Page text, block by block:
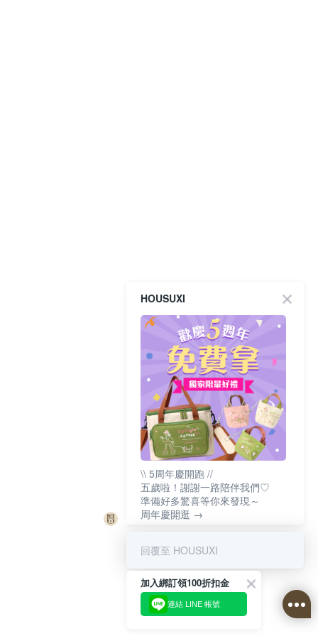
HOUSUXI
\\ 5周年慶開跑 //
五歲啦！謝謝一路陪伴我們♡
準備好多驚喜等你來發現～
周年慶開逛 →
回覆至 HOUSUXI
加入綁訂領100折扣金
連結 LINE 帳號